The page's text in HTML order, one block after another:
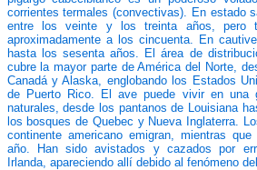
corrientes termales (convectivas). En estado
entre los veinte y los treinta años, pero
aproximadamente a los cincuenta. En
hasta los sesenta años. El área de
cubre la mayor parte de América del Norte,
Canadá y Alaska, englobando los Estados
de Puerto Rico. El ave puede vivir en una
naturales, desde los pantanos de Louisiana
los bosques de Quebec y Nueva Inglaterra.
continente americano emigran, mientras
año. Han sido avistados y cazados por
Irlanda, apareciendo allí debido al fenómeno